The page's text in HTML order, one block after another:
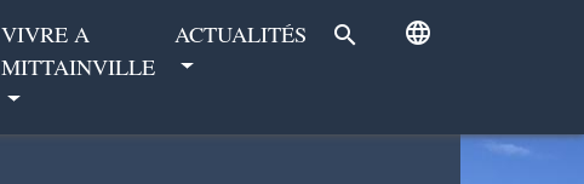
VIVRE A
MITTAINVILLE
ACTUALITÉS search language